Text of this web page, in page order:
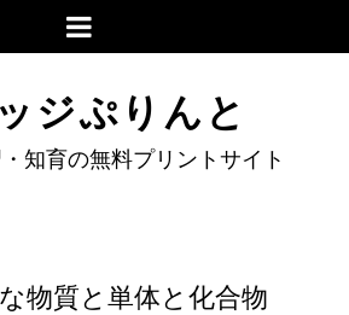
ジぷりんと
知育の無料プリントサイト
物質と単体と化合物